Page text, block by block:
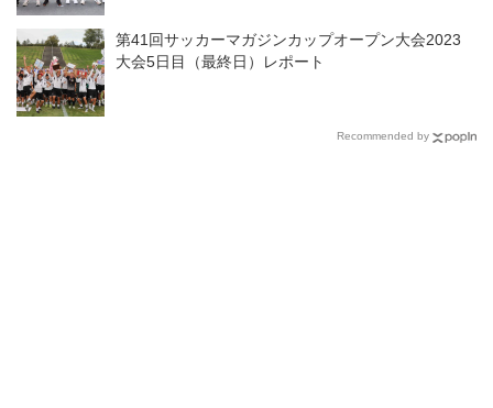
第41回サッカーマガジンカップオープン大会2023
大会5日目（最終日）レポート
Recommended by